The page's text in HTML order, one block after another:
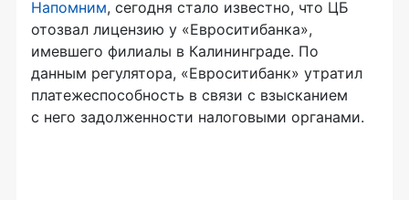
Напомним, сегодня стало известно, что ЦБ
отозвал лицензию у «Евроситибанка»,
имевшего филиалы в Калининграде. По
данным регулятора, «Евроситибанк» утратил
платежеспособность в связи с взысканием
с него задолженности налоговыми органами.